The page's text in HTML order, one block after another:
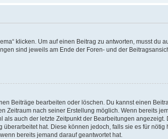
klicken. Um auf einen Beitrag zu antworten, musst du
sind jeweils am Ende der Foren- und der
Beiträge bearbeiten oder löschen. Du kannst einen
Zeitraum nach seiner Erstellung möglich. Wenn bereits
auch der letzte Zeitpunkt der Bearbeitungen
hat. Diese können jedoch, falls sie es für
bereits jemand darauf geantwortet hat.